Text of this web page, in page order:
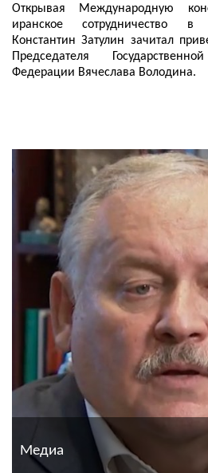
Открывая Международную
иранское сотрудничество
Константин Затулин зачитал
Председателя
Федерации Вячеслава Володина.
Медиа